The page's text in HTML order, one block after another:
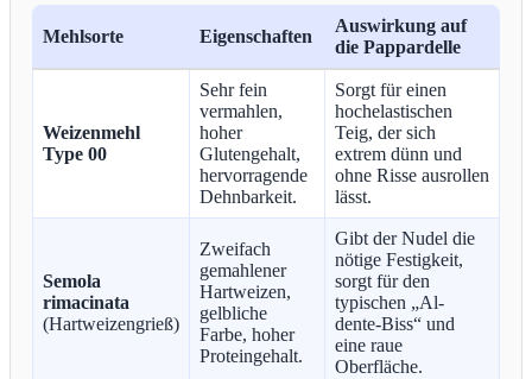
Mehlsorte Eigenschaften
Auswirkung auf
die Pappardelle
Weizenmehl
Type 00
Sehr fein
vermahlen,
hoher
Glutengehalt,
hervorragende
Dehnbarkeit.
Sorgt für einen
hochelastischen
Teig, der sich
extrem dünn und
ohne Risse ausrollen
lässt.
Semola
rimacinata
(Hartweizengrieß)
Zweifach
gemahlener
Hartweizen,
gelbliche
Farbe, hoher
Proteingehalt.
Gibt der Nudel die
nötige Festigkeit,
sorgt für den
typischen „Al-
dente-Biss“ und
eine raue
Oberfläche.